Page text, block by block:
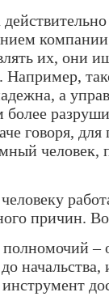
их, они
Например,
а
более
говоря,
человек,
причин.